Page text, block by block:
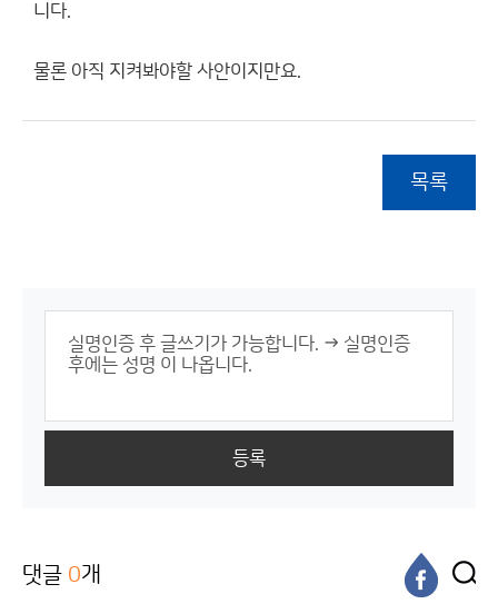
니다.
물론 아직 지켜봐야할 사안이지만요.
목록
등록
댓글 0개